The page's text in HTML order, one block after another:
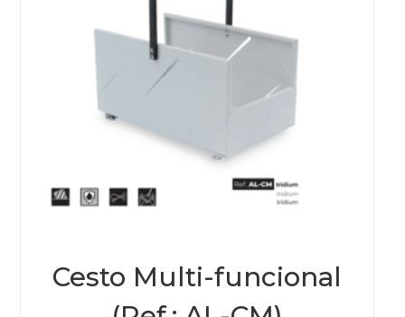
Cesto Multi-funcional